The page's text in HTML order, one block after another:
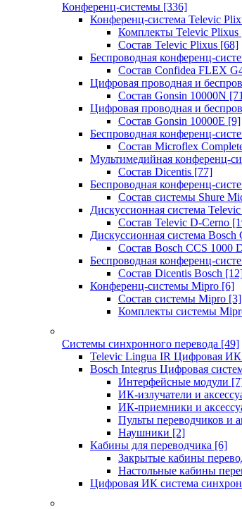
Конференц-системы [336]
Конференц-система Televic
Комплекты Televic Plixus
Состав Televic Plixus [68]
Беспроводная конференц-
Состав Confidea FLEX
Цифровая проводная и
Состав Gonsin 10000N
Цифровая проводная и
Состав Gonsin 10000E [9]
Беспроводная конференц-
Состав Microflex
Мультимедийная конференц-
Состав Dicentis [77]
Беспроводная конференц-
Состав системы Shure
Дискуссионная система
Состав Televic D-Cerno
Дискуссионная система Bosch
Состав Bosch CCS 1000
Беспроводная конференц-
Состав Dicentis Bosch
Конференц-системы Mipro [6]
Состав системы Mipro [3]
Комплекты системы
Системы синхронного перевода [49]
Televic Lingua IR Цифровая ИК
Bosch Integrus Цифровая
Интерфейсные модули
ИК-излучатели и
ИК-приемники и
Пульты переводчиков и
Наушники [2]
Кабины для переводчика [6]
Закрытые кабины
Настольные кабины
Цифровая ИК система